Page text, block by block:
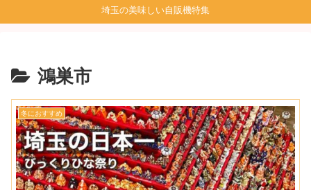
埼玉の美味しい自販機特集
鴻巣市
冬におすすめ